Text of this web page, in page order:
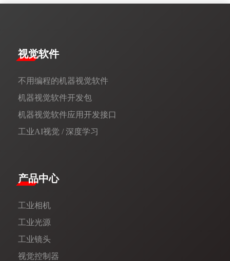
视觉软件
不用编程的机器视觉软件
机器视觉软件开发包
机器视觉软件应用开发接口
工业AI视觉 / 深度学习
产品中心
工业相机
工业光源
工业镜头
视觉控制器